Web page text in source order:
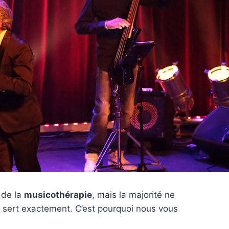
la musicothérapie, mais la majorité ne
exactement. C’est pourquoi nous vous